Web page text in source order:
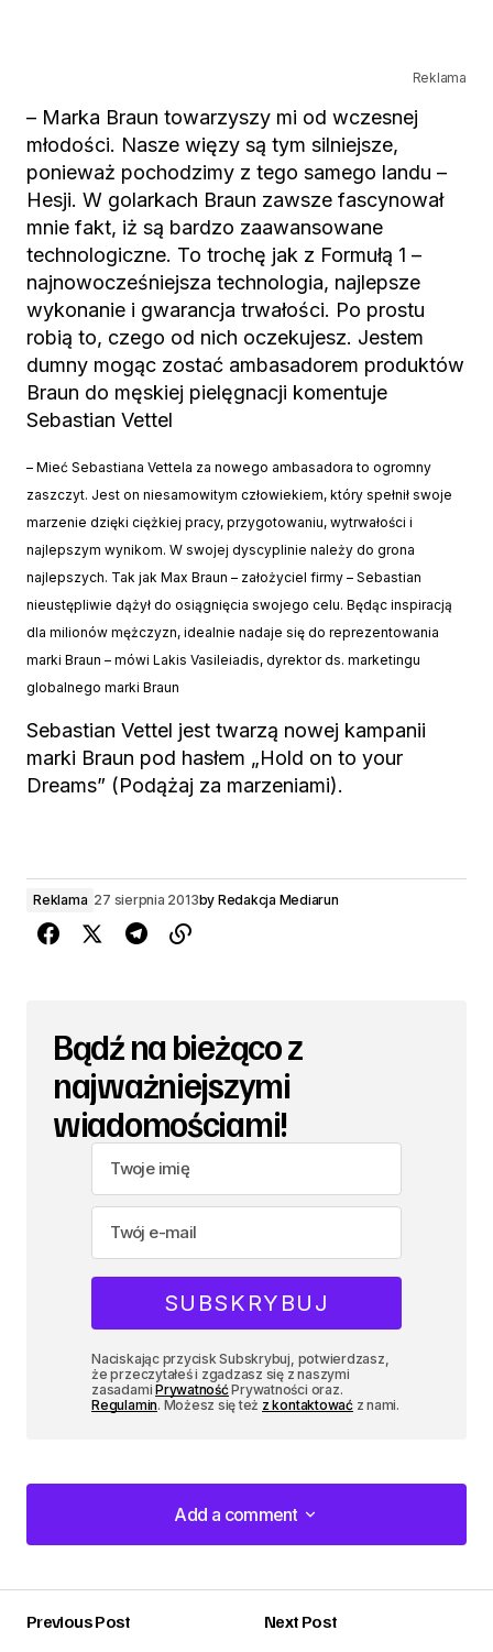
Reklama
– Marka Braun towarzyszy mi od wczesnej
młodości. Nasze więzy są tym silniejsze,
ponieważ pochodzimy z tego samego landu –
Hesji. W golarkach Braun zawsze fascynował
mnie fakt, iż są bardzo zaawansowane
technologiczne. To trochę jak z Formułą 1 –
najnowocześniejsza technologia, najlepsze
wykonanie i gwarancja trwałości. Po prostu
robią to, czego od nich oczekujesz. Jestem
dumny mogąc zostać ambasadorem produktów
Braun do męskiej pielęgnacji komentuje
Sebastian Vettel
– Mieć Sebastiana Vettela za nowego ambasadora to ogromny
zaszczyt. Jest on niesamowitym człowiekiem, który spełnił swoje
marzenie dzięki ciężkiej pracy, przygotowaniu, wytrwałości i
najlepszym wynikom. W swojej dyscyplinie należy do grona
najlepszych. Tak jak Max Braun – założyciel firmy – Sebastian
nieustępliwie dążył do osiągnięcia swojego celu. Będąc inspiracją
dla milionów mężczyzn, idealnie nadaje się do reprezentowania
marki Braun – mówi Lakis Vasileiadis, dyrektor ds. marketingu
globalnego marki Braun
Sebastian Vettel jest twarzą nowej kampanii
marki Braun pod hasłem „Hold on to your
Dreams” (Podążaj za marzeniami).
Reklama 27 sierpnia 2013by Redakcja Mediarun
Bądź na bieżąco z
najważniejszymi
wiadomościami!
Naciskając przycisk Subskrybuj, potwierdzasz,
że przeczytałeś i zgadzasz się z naszymi
zasadamiPrywatnośćPrywatności oraz.
Regulamin. Możesz się też z kontaktowaćz nami.
Add a comment
Add a comment
Previous Post
Next Post